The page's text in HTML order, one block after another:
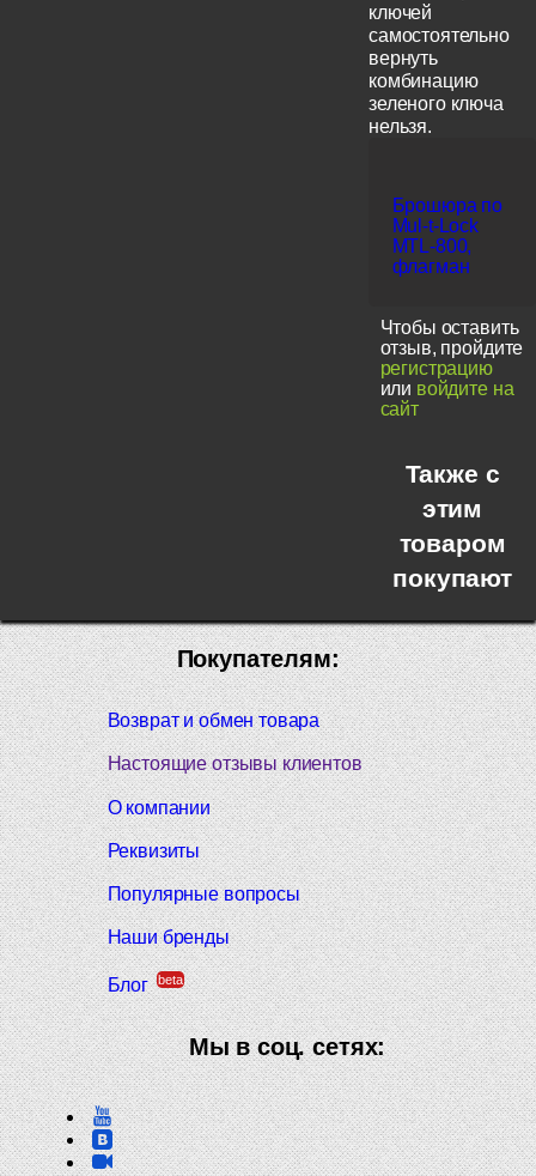
ключей
самостоятельно
вернуть
комбинацию
зеленого ключа
нельзя.
Брошюра по
Mul-t-Lock
MTL-800,
флагман
Чтобы оставить
отзыв, пройдите
регистрацию
или войдите на
сайт
Также с
этим
товаром
покупают
Покупателям:
Возврат и обмен товара
Настоящие отзывы клиентов
О компании
Реквизиты
Популярные вопросы
Наши бренды
Блог beta
Мы в соц. сетях: